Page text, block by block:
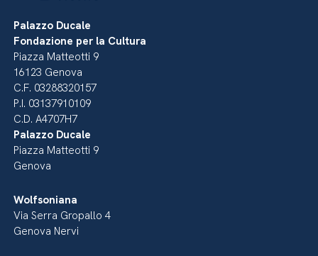
Palazzo Ducale
Fondazione per la Cultura
Piazza Matteotti 9
16123 Genova
C.F. 03288320157
P.I. 03137910109
C.D. A4707H7
Palazzo Ducale
Piazza Matteotti 9
Genova
Wolfsoniana
Via Serra Gropallo 4
Genova Nervi